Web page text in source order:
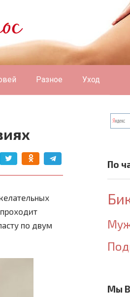
Разное Уход
по двум
По
Мы